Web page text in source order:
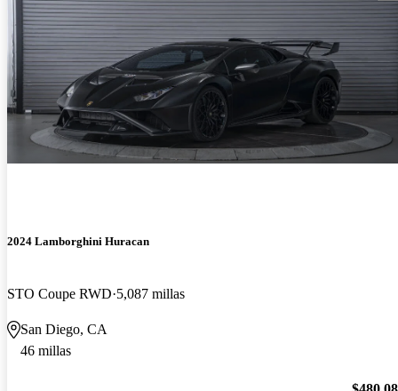
2024 Lamborghini Huracan
STO Coupe RWD 5,087 millas
San Diego, CA
46 millas